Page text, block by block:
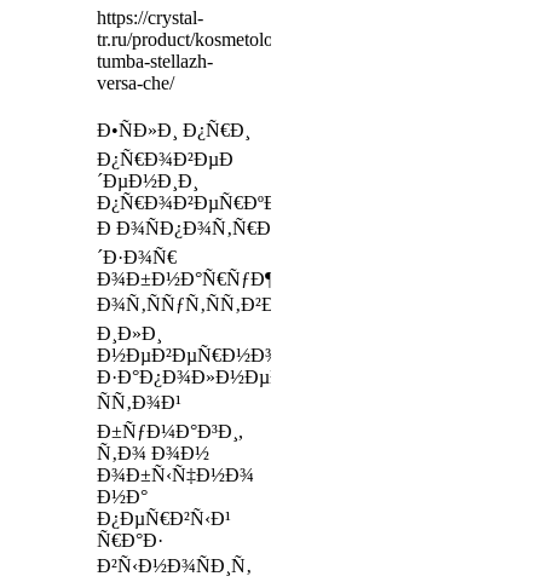
https://crystal-
tr.ru/product/kosmetologicheskaja-
tumba-stellazh-
versa-che/
Ð•ÑÐ»Ð¸ Ð¿Ñ€Ð¸
Ð¿Ñ€Ð¾Ð²ÐµÐ
´ÐµÐ½Ð¸Ð¸
Ð¿Ñ€Ð¾Ð²ÐµÑ€ÐºÐ¸
Ð Ð¾ÑÐ¿Ð¾Ñ‚Ñ€ÐµÐ±Ð½Ð°Ð
´Ð·Ð¾Ñ€
Ð¾Ð±Ð½Ð°Ñ€ÑƒÐ¶Ð¸Ð»
Ð¾Ñ‚ÑÑƒÑ‚ÑÑ‚Ð²Ð¸Ðµ
Ð¸Ð»Ð¸
Ð½ÐµÐ²ÐµÑ€Ð½Ð¾Ðµ
Ð·Ð°Ð¿Ð¾Ð»Ð½ÐµÐ½Ð¸Ðµ
ÑÑ‚Ð¾Ð¹
Ð±ÑƒÐ¼Ð°Ð³Ð¸,
Ñ‚Ð¾ Ð¾Ð½
Ð¾Ð±Ñ‹Ñ‡Ð½Ð¾
Ð½Ð°
Ð¿ÐµÑ€Ð²Ñ‹Ð¹
Ñ€Ð°Ð·
Ð²Ñ‹Ð½Ð¾ÑÐ¸Ñ‚